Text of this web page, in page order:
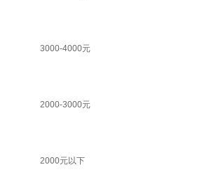
3000-4000元
2000-3000元
2000元以下